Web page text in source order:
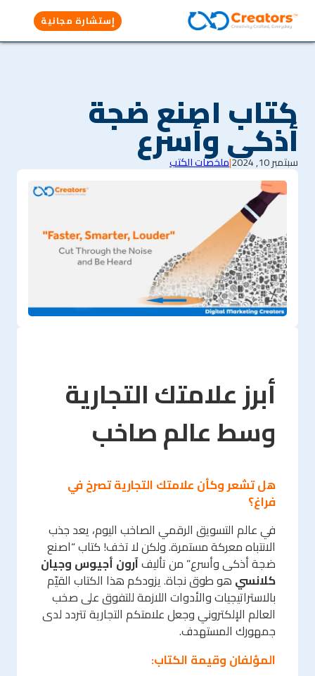
إستشارة مجانية
كتاب اصنع ضجة
أذكى وأسرع
سبتمبر 10, 2024 |ملخصات الكتب
أبرز علامتك التجارية
وسط عالم صاخب
هل تشعر وكأن علامتك التجارية تصرخ في
فراغ؟
في عالم التسويق الرقمي الصاخب اليوم، يعد جذب
الانتباه معركة مستمرة. ولكن لا تخف! كتاب “اصنع
ضجة أذكى وأسرع” من تأليفآرون أجيوس وجيان
كلانسي هو طوق نجاة. يزودكم هذا الكتاب القيّم
بالاستراتيجيات والأدوات اللازمة للتفوق على صخب
العالم الإلكتروني وجعل علامتكم التجارية تتردد لدى
جمهورك المستهدف.
المؤلفان وقيمة الكتاب: